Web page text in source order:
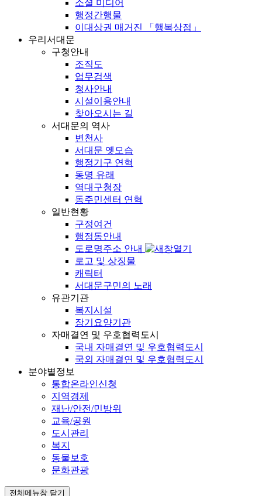
소셜 미디어
행정간행물
이대상권 매거진 「행복상점」
우리서대문
구청안내
조직도
업무검색
청사안내
시설이용안내
찾아오시는 길
서대문의 역사
변천사
서대문 옛모습
행정기구 연혁
동명 유래
역대구청장
동주민센터 연혁
일반현황
구정여건
행정동안내
도로명주소 안내
로고 및 상징물
캐릭터
서대문구민의 노래
유관기관
복지시설
장기요양기관
자매결연 및 우호협력도시
국내 자매결연 및 우호협력도시
국외 자매결연 및 우호협력도시
분야별정보
통합온라인신청
지역경제
재난/안전/민방위
교육/공원
도시관리
복지
동물보호
문화관광
전체메뉴창 닫기